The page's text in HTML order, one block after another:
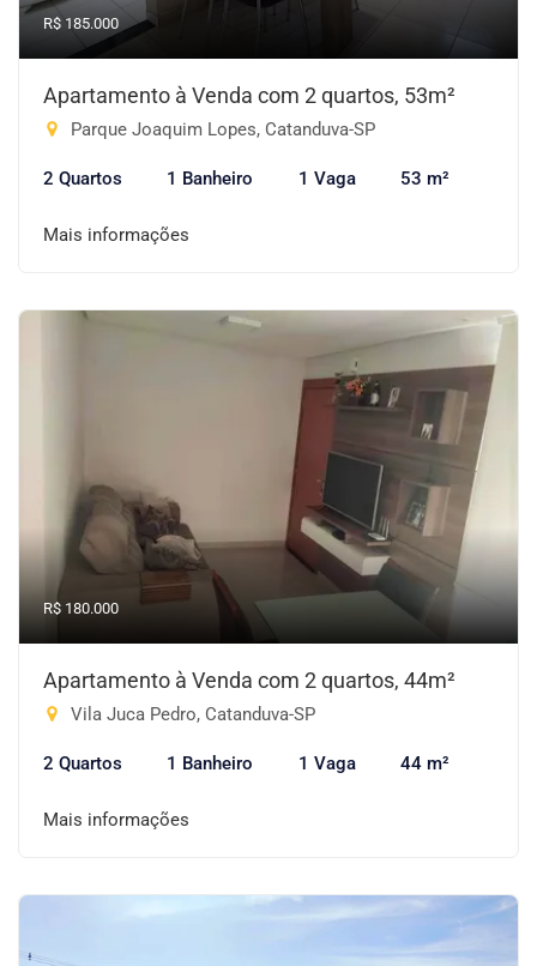
R$ 185.000
Apartamento à Venda com 2 quartos, 53m²
Parque Joaquim Lopes, Catanduva-SP
2 Quartos 1 Banheiro 1 Vaga 53 m²
Mais informações
R$ 180.000
Apartamento à Venda com 2 quartos, 44m²
Vila Juca Pedro, Catanduva-SP
2 Quartos 1 Banheiro 1 Vaga 44 m²
Mais informações